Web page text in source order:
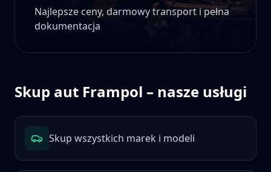
Najlepsze ceny, darmowy transport i pełna
dokumentacja
Skup aut Frampol – nasze usługi
Skup wszystkich marek i modeli